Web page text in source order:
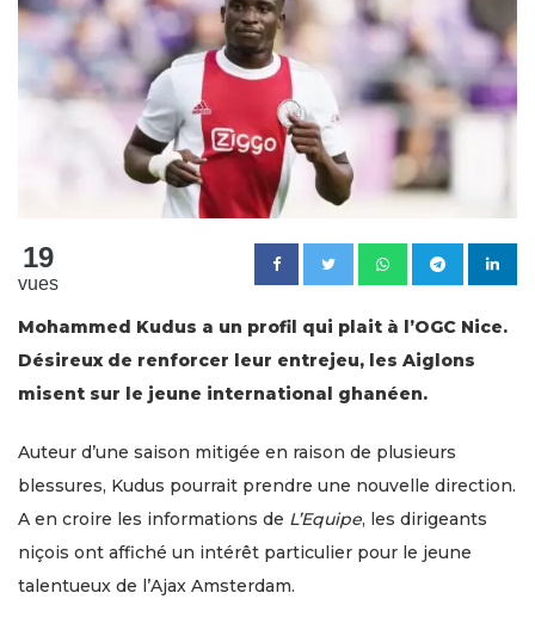
19
vues
Mohammed Kudus a un profil qui plait à l’OGC Nice.
Désireux de renforcer leur entrejeu, les Aiglons
misent sur le jeune international ghanéen.
Auteur d’une saison mitigée en raison de plusieurs
blessures, Kudus pourrait prendre une nouvelle direction.
A en croire les informations de L’Equipe, les dirigeants
niçois ont affiché un intérêt particulier pour le jeune
talentueux de l’Ajax Amsterdam.